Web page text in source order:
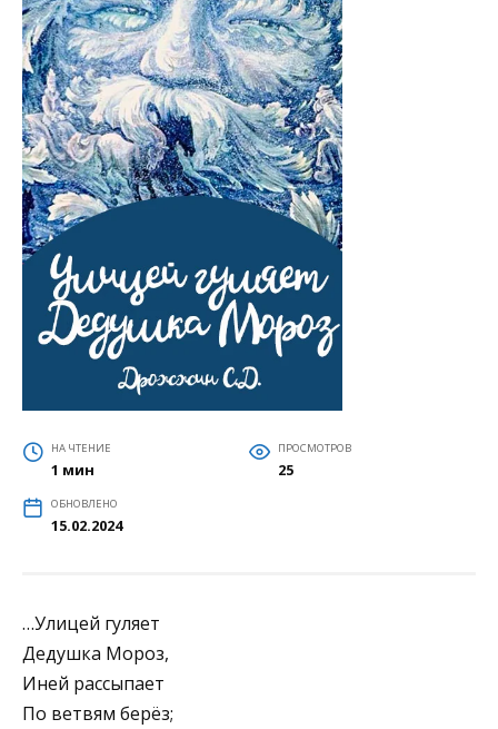
НА ЧТЕНИЕ
1 мин
ПРОСМОТРОВ
25
ОБНОВЛЕНО
15.02.2024
…Улицей гуляет
Дедушка Мороз,
Иней рассыпает
По ветвям берёз;